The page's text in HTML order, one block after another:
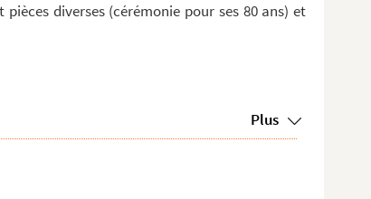
diverses (cérémonie pour ses 80 ans) et
Plus